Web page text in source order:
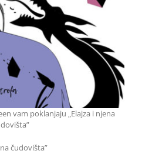
vam poklanjaju „Elajza i njena
čudovišta”